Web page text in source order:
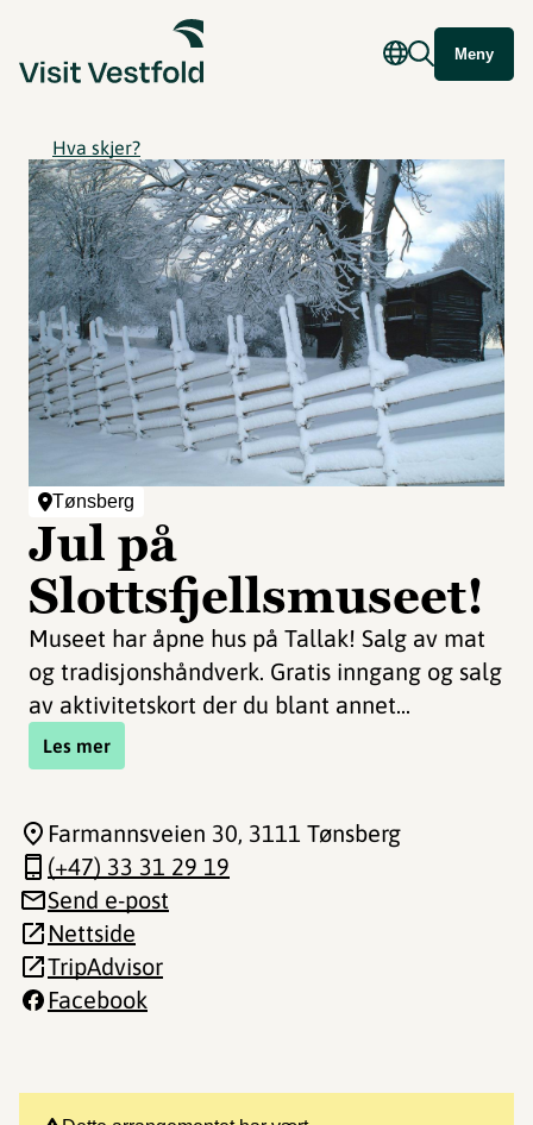
Meny
Hva skjer?
Tønsberg
Jul på
Slottsfjellsmuseet!
Museet har åpne hus på Tallak! Salg av mat
og tradisjonshåndverk. Gratis inngang og salg
av aktivitetskort der du blant annet...
Les mer
Farmannsveien 30, 3111 Tønsberg
(+47) 33 31 29 19
Send e-post
Nettside
TripAdvisor
Facebook